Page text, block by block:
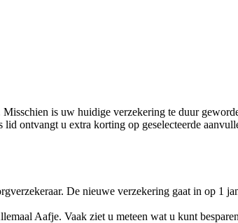
is uw huidige verzekering te duur
ontvangt u extra korting op geselecteerde
De nieuwe verzekering gaat in op 1
Aafje. Vaak ziet u meteen wat u kunt